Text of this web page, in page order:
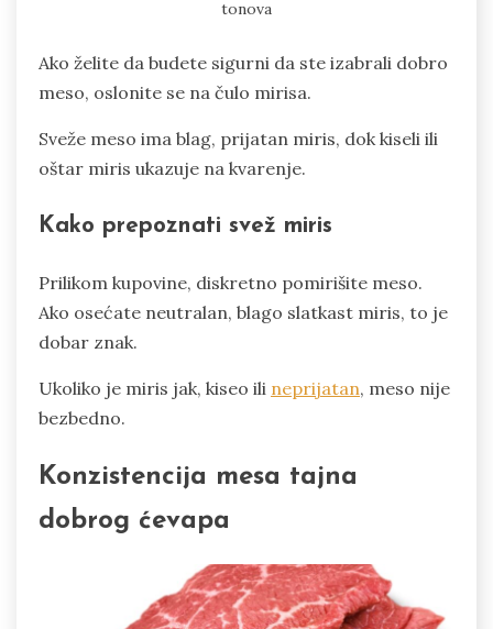
tonova
Ako želite da budete sigurni da ste izabrali dobro
meso, oslonite se na čulo mirisa.
Sveže meso ima blag, prijatan miris, dok kiseli ili
oštar miris ukazuje na kvarenje.
Kako prepoznati svež miris
Prilikom kupovine, diskretno pomirišite meso.
Ako osećate neutralan, blago slatkast miris, to je
dobar znak.
Ukoliko je miris jak, kiseo ili neprijatan, meso nije
bezbedno.
Konzistencija mesa tajna
dobrog ćevapa